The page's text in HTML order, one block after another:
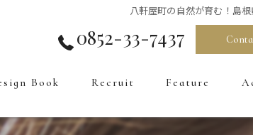
八軒屋町の自然が育む！島
0852-33-7437
Book Recruit Feature